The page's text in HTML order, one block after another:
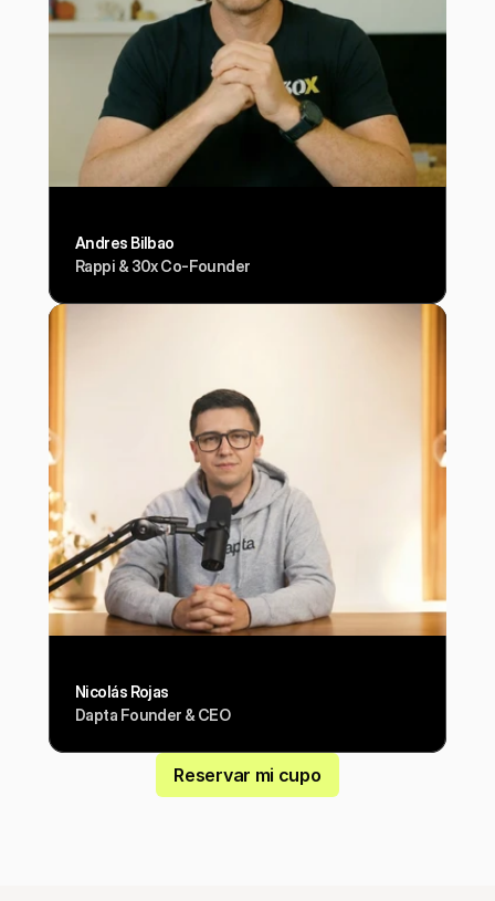
Andres Bilbao
Rappi & 30x Co-Founder
Nicolás Rojas
Dapta Founder & CEO
Reservar mi cupo